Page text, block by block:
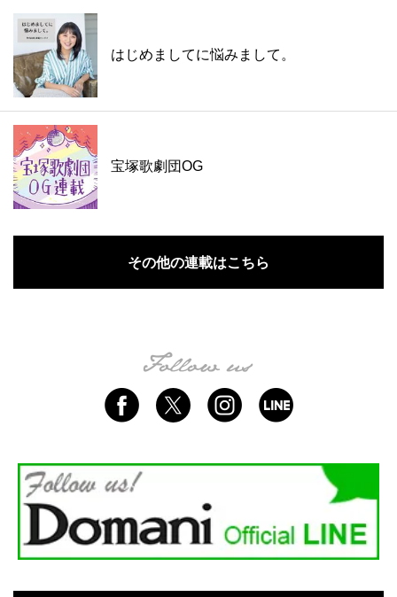
はじめましてに悩みまして。
宝塚歌劇団OG
その他の連載はこちら